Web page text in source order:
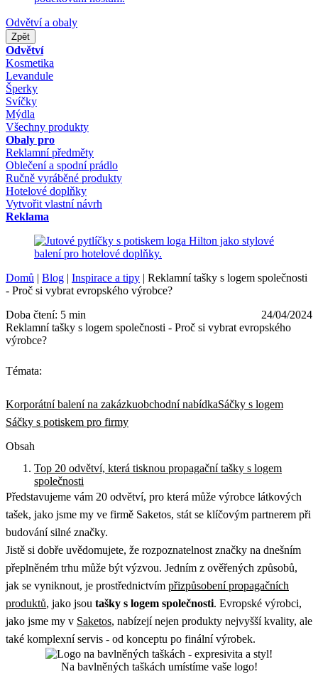
Odvětví a obaly
Zpět
Odvětví
Kosmetika
Levandule
Šperky
Svíčky
Mýdla
Všechny produkty
Obaly pro
Reklamní předměty
Oblečení a spodní prádlo
Ručně vyráběné produkty
Hotelové doplňky
Vytvořit vlastní návrh
Reklama
Domů | Blog | Inspirace a tipy | Reklamní tašky s logem společnosti
- Proč si vybrat evropského výrobce?
Doba čtení: 5 min
24/04/2024
Reklamní tašky s logem společnosti - Proč si vybrat evropského
výrobce?
Témata:
Korporátní balení na zakázkuobchodní nabídkaSáčky s logem
Sáčky s potiskem pro firmy
Obsah
Top 20 odvětví, která tisknou propagační tašky s logem
společnosti
Představujeme vám 20 odvětví, pro která může výrobce látkových
tašek, jako jsme my ve firmě Saketos, stát se klíčovým partnerem při
budování silné značky.
Jistě si dobře uvědomujete, že rozpoznatelnost značky na dnešním
přeplněném trhu může být výzvou. Jedním z ověřených způsobů,
jak se vyniknout, je prostřednictvím přizpůsobení propagačních
produktů, jako jsou tašky s logem společnosti. Evropské výrobci,
jako jsme my v Saketos, nabízejí nejen produkty nejvyšší kvality, ale
také komplexní servis - od konceptu po finální výrobek.
Na bavlněných taškách umístíme vaše logo!